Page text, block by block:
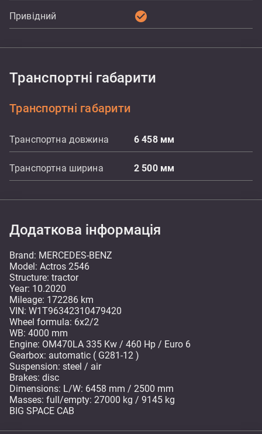
Привідний check_circle
Транспортні габарити
Транспортні габарити
Транспортна довжина 6 458 мм
Транспортна ширина 2 500 мм
Додаткова інформація
Brand: MERCEDES-BENZ
Model: Actros 2546
Structure: tractor
Year: 10.2020
Mileage: 172286 km
VIN: W1T96342310479420
Wheel formula: 6x2/2
WB: 4000 mm
Engine: OM470LA 335 Kw / 460 Hp / Euro 6
Gearbox: automatic ( G281-12 )
Suspension: steel / air
Brakes: disc
Dimensions: L/W: 6458 mm / 2500 mm
Masses: full/empty: 27000 kg / 9145 kg
BIG SPACE CAB